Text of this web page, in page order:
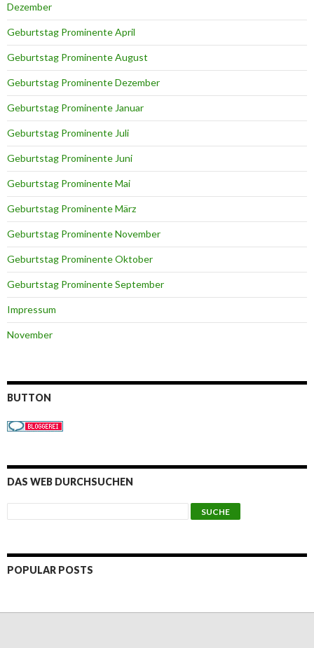
Dezember
Geburtstag Prominente April
Geburtstag Prominente August
Geburtstag Prominente Dezember
Geburtstag Prominente Januar
Geburtstag Prominente Juli
Geburtstag Prominente Juni
Geburtstag Prominente Mai
Geburtstag Prominente März
Geburtstag Prominente November
Geburtstag Prominente Oktober
Geburtstag Prominente September
Impressum
November
BUTTON
DAS WEB DURCHSUCHEN
POPULAR POSTS